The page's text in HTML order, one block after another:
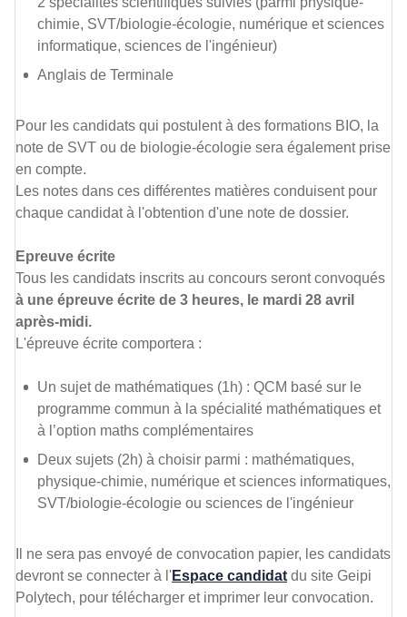
chimie, SVT/biologie-écologie, numérique et sciences
informatique, sciences de l'ingénieur)
Anglais de Terminale
Pour les candidats qui postulent à des formations BIO, la
note de SVT ou de biologie-écologie sera également prise
en compte.
Les notes dans ces différentes matières conduisent pour
chaque candidat à l'obtention d'une note de dossier.
Epreuve écrite
Tous les candidats inscrits au concours seront convoqués
à une épreuve écrite de 3 heures, le mardi 28 avril
après-midi.
L'épreuve écrite comportera :
Un sujet de mathématiques (1h) : QCM basé sur le
programme commun à la spécialité mathématiques et
à l’option maths complémentaires
Deux sujets (2h) à choisir parmi : mathématiques,
physique-chimie, numérique et sciences informatiques,
SVT/biologie-écologie ou sciences de l'ingénieur
Il ne sera pas envoyé de convocation papier, les candidats
devront se connecter à l'Espace candidat du site Geipi
Polytech, pour télécharger et imprimer leur convocation.